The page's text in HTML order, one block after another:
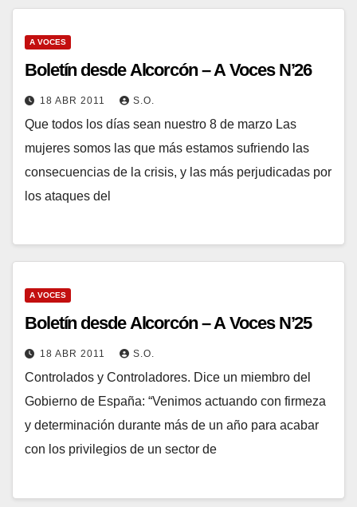
A VOCES
Boletín desde Alcorcón – A Voces N’26
18 ABR 2011 S.O.
Que todos los días sean nuestro 8 de marzo Las
mujeres somos las que más estamos sufriendo las
consecuencias de la crisis, y las más perjudicadas por
los ataques del
A VOCES
Boletín desde Alcorcón – A Voces N’25
18 ABR 2011 S.O.
Controlados y Controladores. Dice un miembro del
Gobierno de España: “Venimos actuando con firmeza
y determinación durante más de un año para acabar
con los privilegios de un sector de